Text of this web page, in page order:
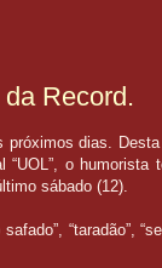
Record.
próximos dias.
o humorista
sábado (12).
“taradão”,